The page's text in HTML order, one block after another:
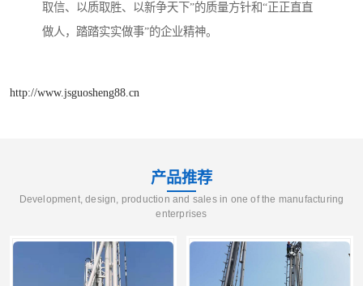
取信、以质取胜、以新争天下”的质量方针和“正正直直
做人，踏踏实实做事”的企业精神。
http://www.jsguosheng88.cn
产品推荐
Development, design, production and sales in one of the manufacturing
enterprises